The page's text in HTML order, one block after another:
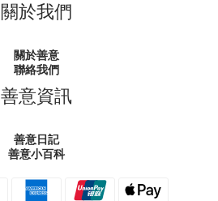
關於我們
關於善意
聯絡我們
善意資訊
善意日記
善意小百科